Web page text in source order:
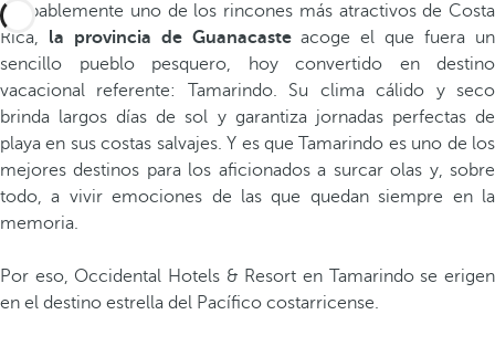
Probablemente uno de los rincones más atractivos de Costa
Rica, la provincia de Guanacasteacoge el que fuera un
sencillo pueblo pesquero, hoy convertido en destino
vacacional referente: Tamarindo. Su clima cálido y seco
brinda largos días de sol y garantiza jornadas perfectas de
playa en sus costas salvajes. Y es que Tamarindo es uno de los
mejores destinos para los aficionados a surcar olas y, sobre
todo, a vivir emociones de las que quedan siempre en la
memoria.
Por eso, Occidental Hotels & Resort en Tamarindo se erigen
en el destino estrella del Pacífico costarricense.